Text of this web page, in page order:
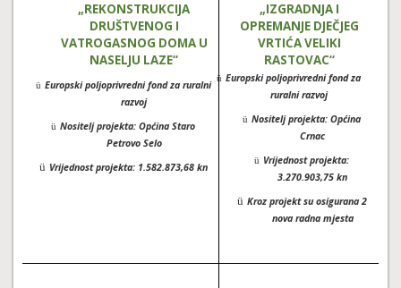
„REKONSTRUKCIJA
DRUŠTVENOG I
VATROGASNOG DOMA U
NASELJU LAZE“
ü Europski poljoprivredni fond za ruralni
razvoj
ü Nositelj projekta: Općina Staro
Petrovo Selo
ü Vrijednost projekta: 1.582.873,68 kn
„IZGRADNJA I
OPREMANJE DJEČJEG
VRTIĆA VELIKI
RASTOVAC“
ü Europski poljoprivredni fond za
ruralni razvoj
ü Nositelj projekta: Općina
Crnac
ü Vrijednost projekta:
3.270.903,75 kn
ü Kroz projekt su osigurana 2
nova radna mjesta